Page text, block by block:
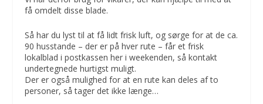
få omdelt disse blade.
Så har du lyst til at få lidt frisk luft, og sørge for at de ca.
90 husstande – der er på hver rute – får et frisk
lokalblad i postkassen her i weekenden, så kontakt
undertegnede hurtigst muligt.
Der er også mulighed for at en rute kan deles af to
personer, så tager det ikke længe…